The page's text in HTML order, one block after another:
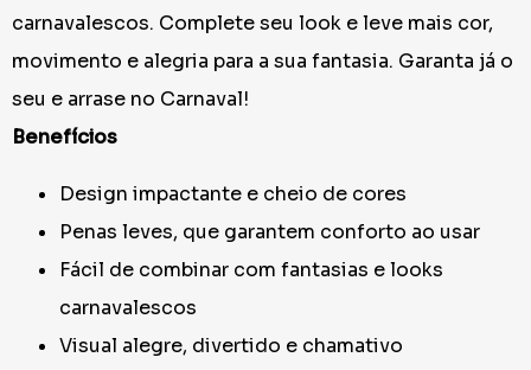
carnavalescos. Complete seu look e leve mais cor,
movimento e alegria para a sua fantasia. Garanta já o
seu e arrase no Carnaval!
Benefícios
Design impactante e cheio de cores
Penas leves, que garantem conforto ao usar
Fácil de combinar com fantasias e looks
carnavalescos
Visual alegre, divertido e chamativo